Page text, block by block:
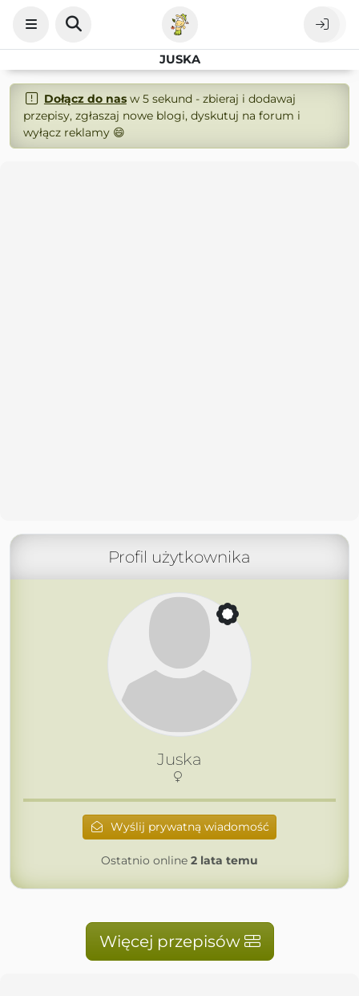
JUSKA
Dołącz do nasw 5 sekund - zbieraj i dodawaj
przepisy, zgłaszaj nowe blogi, dyskutuj na forum i
wyłącz reklamy 😄
Profil użytkownika
Juska
Wyślij prywatną wiadomość
Ostatnio online 2 lata temu
Więcej przepisów